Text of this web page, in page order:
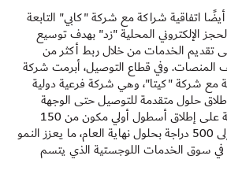
اتفاقية شراكة مع شركة "كابي" التابعة
الإلكتروني المحلية "زد" بهدف توسيع
تقديم الخدمات من خلال ربط أكثر من
المنصات. وفي قطاع التوصيل، أبرمت شركة
مع شركة "كيتا"، وهي شركة فرعية دولية
حلول متقدمة للتوصيل حتى الوجهة
الأخيرة. وقد نصت الاتفاقية على إطلاق أسطول أولي مكون من 150
دراجة، مع خطط للتوسع إلى 500 دراجة بحلول نهاية العام، ما يعزز النمو
سوق الخدمات اللوجستية الذي يتسم